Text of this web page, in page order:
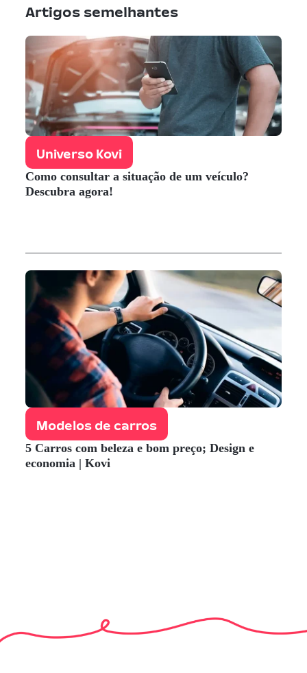
Artigos semelhantes
Universo Kovi
Como consultar a situação de um veículo?
Descubra agora!
Modelos de carros
5 Carros com beleza e bom preço; Design e
economia | Kovi